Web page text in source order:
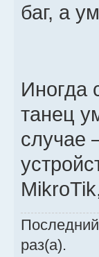
баг, а
Иногда
танец
случае
раз(а).